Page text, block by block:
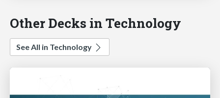
Other Decks in Technology
See All in Technology